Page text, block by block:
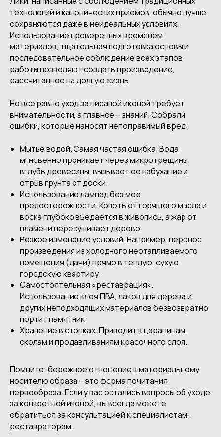
технологий и канонических приемов, обычно лучше
сохраняются даже в неидеальных условиях.
Использование проверенных временем
материалов, тщательная подготовка основы и
последовательное соблюдение всех этапов
работы позволяют создать произведение,
рассчитанное на долгую жизнь.
Но все равно уход за писаной иконой требует
внимательности, а главное – знаний. Собрали
ошибки, которые наносят непоправимый вред:
Мытье водой. Самая частая ошибка. Вода
мгновенно проникает через микротрещины
вглубь древесины, вызывает ее набухание и
отрыв грунта от доски.
Использование лампад без мер
предосторожности. Копоть от горящего масла и
воска глубоко въедается в живопись, а жар от
пламени пересушивает дерево.
Резкое изменение условий. Например, перенос
произведения из холодного неотапливаемого
помещения (дачи) прямо в теплую, сухую
городскую квартиру.
Самостоятельная «реставрация».
Использование клея ПВА, лаков для дерева и
других неподходящих материалов безвозвратно
портит памятник.
Хранение в стопках. Приводит к царапинам,
сколам и продавливаниям красочного слоя.
Помните: бережное отношение к материальному
носителю образа – это форма почитания
первообраза. Если у вас остались вопросы об уходе
за конкретной иконой, вы всегда можете
обратиться за консультацией к специалистам-
реставраторам.